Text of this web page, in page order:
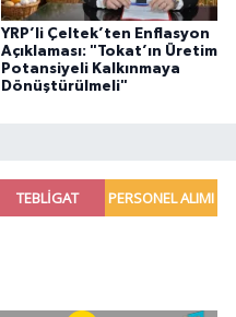
YRP’li Çeltek’ten Enflasyon
Açıklaması: "Tokat’ın Üretim
Potansiyeli Kalkınmaya
Dönüştürülmeli"